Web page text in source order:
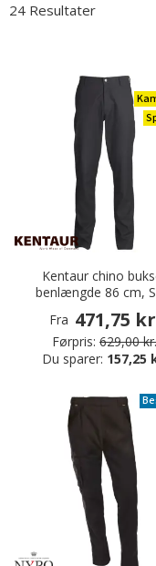
24 Resultater
Kentaur chino
benlængde 86 cm,
Fra 471,75
Førpris: 629,00 kr.
Du sparer: 157,25